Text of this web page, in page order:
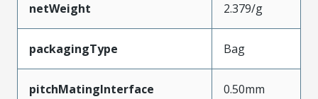
netWeight 2.379/g
packagingType Bag
pitchMatingInterface 0.50mm